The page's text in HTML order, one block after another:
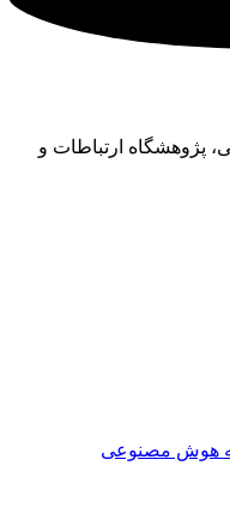
پژوهشگاه ارتباطات و
هوش مصنوعی